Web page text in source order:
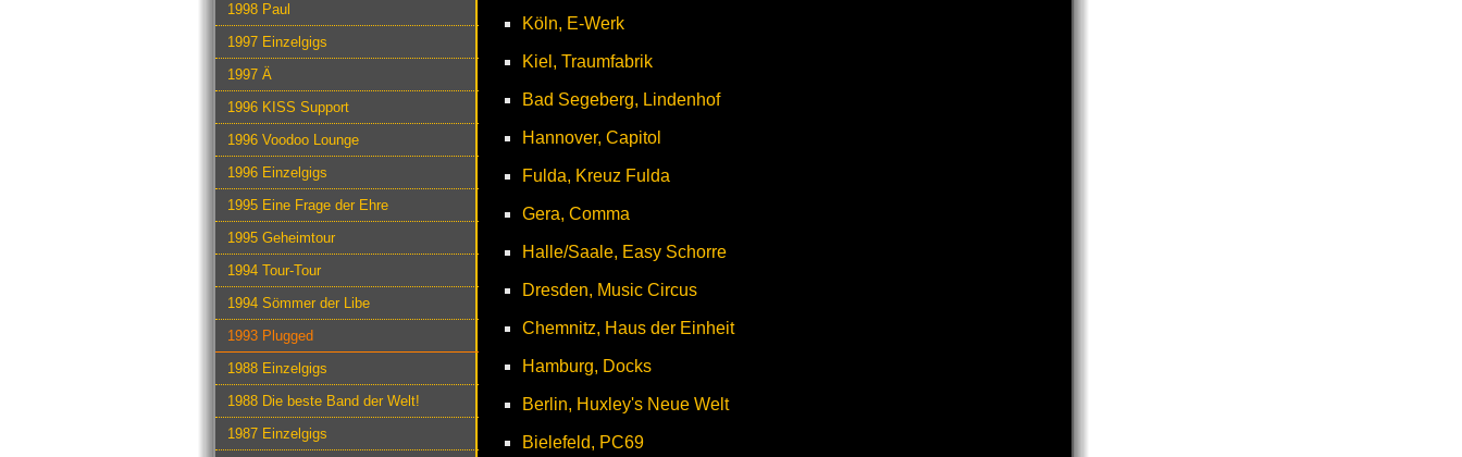
1998 Paul
1997 Einzelgigs
1997 Ä
1996 KISS Support
1996 Voodoo Lounge
1996 Einzelgigs
1995 Eine Frage der Ehre
1995 Geheimtour
1994 Tour-Tour
1994 Sömmer der Libe
1993 Plugged
1988 Einzelgigs
1988 Die beste Band der Welt!
1987 Einzelgigs
Köln, E-Werk
Kiel, Traumfabrik
Bad Segeberg, Lindenhof
Hannover, Capitol
Fulda, Kreuz Fulda
Gera, Comma
Halle/Saale, Easy Schorre
Dresden, Music Circus
Chemnitz, Haus der Einheit
Hamburg, Docks
Berlin, Huxley's Neue Welt
Bielefeld, PC69